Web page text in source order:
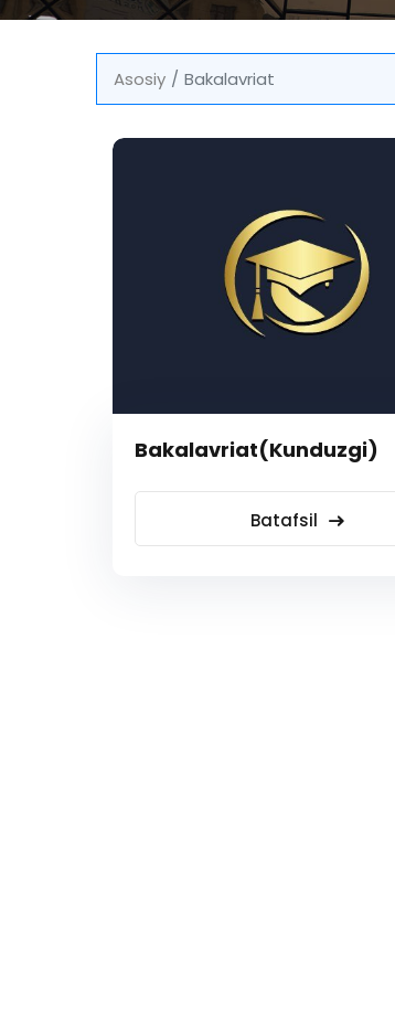
Asosiy Bakalavriat
Bakalavriat(Kunduzgi)
Batafsil